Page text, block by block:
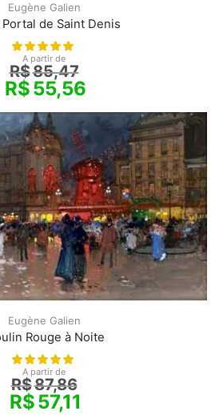
Eugène Galien
Portal de Saint Denis
A partir de
R$85,47
R$55,56
Eugène Galien
Rouge à Noite
A partir de
R$87,86
R$57,11